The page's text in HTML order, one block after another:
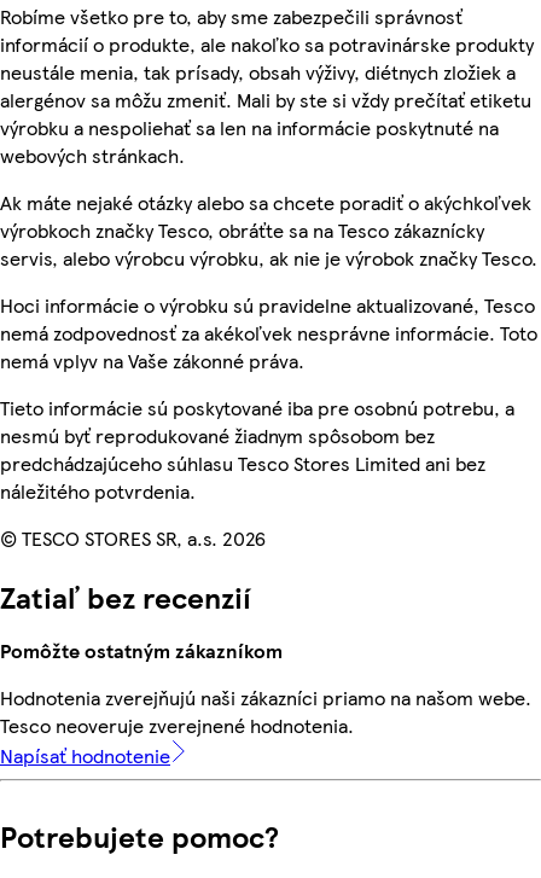
Robíme všetko pre to, aby sme zabezpečili správnosť
informácií o produkte, ale nakoľko sa potravinárske produkty
neustále menia, tak prísady, obsah výživy, diétnych zložiek a
alergénov sa môžu zmeniť. Mali by ste si vždy prečítať etiketu
výrobku a nespoliehať sa len na informácie poskytnuté na
webových stránkach.
Ak máte nejaké otázky alebo sa chcete poradiť o akýchkoľvek
výrobkoch značky Tesco, obráťte sa na Tesco zákaznícky
servis, alebo výrobcu výrobku, ak nie je výrobok značky Tesco.
Hoci informácie o výrobku sú pravidelne aktualizované, Tesco
nemá zodpovednosť za akékoľvek nesprávne informácie. Toto
nemá vplyv na Vaše zákonné práva.
Tieto informácie sú poskytované iba pre osobnú potrebu, a
nesmú byť reprodukované žiadnym spôsobom bez
predchádzajúceho súhlasu Tesco Stores Limited ani bez
náležitého potvrdenia.
© TESCO STORES SR, a.s. 2026
Zatiaľ bez recenzií
Pomôžte ostatným zákazníkom
Hodnotenia zverejňujú naši zákazníci priamo na našom webe.
Tesco neoveruje zverejnené hodnotenia.
Napísať hodnotenie
Potrebujete pomoc?